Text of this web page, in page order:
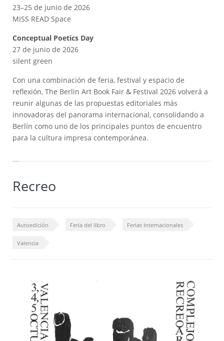
23–25 de junio de 2026
MISS READ Space
Conceptual Poetics Day
27 de junio de 2026
silent green
Con una combinación de feria, festival y espacio de
reflexión, The Berlin Art Book Fair & Festival 2026 volverá a
reunir algunas de las propuestas editoriales más
innovadoras del panorama internacional, consolidando a
Berlín como uno de los principales puntos de encuentro
para la cultura impresa contemporánea.
Recreo
Autoedición Feria del libro Ferias Internacionales
Valencia